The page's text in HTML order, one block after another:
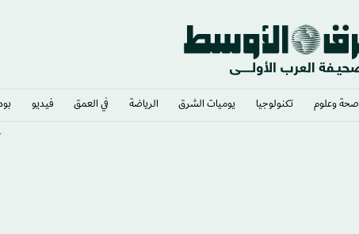
صحة وعلوم تكنولوجيا يوميات الشرق​ الرياضة في العمق فيديو